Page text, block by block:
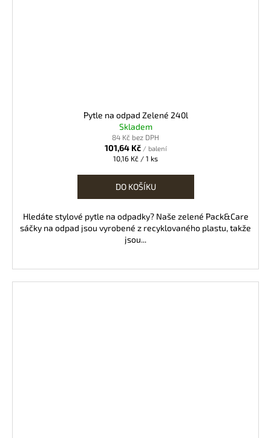
Pytle na odpad Zelené 240l
Skladem
84 Kč bez DPH
101,64 Kč / balení
Měrná
10,16 Kč / 1 ks
DO KOŠÍKU
Hledáte stylové pytle na odpadky? Naše zelené Pack&Care
sáčky na odpad jsou vyrobené z recyklovaného plastu, takže
jsou...